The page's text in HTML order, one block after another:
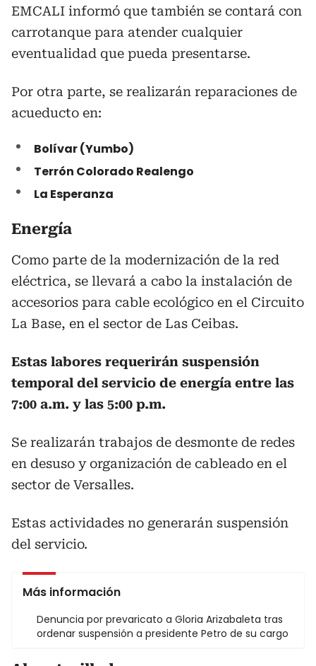
EMCALI informó que también se contará con
carrotanque para atender cualquier
eventualidad que pueda presentarse.
Por otra parte, se realizarán reparaciones de
acueducto en:
Bolívar (Yumbo)
Terrón Colorado Realengo
La Esperanza
Energía
Como parte de la modernización de la red
eléctrica, se llevará a cabo la instalación de
accesorios para cable ecológico en el Circuito
La Base, en el sector de Las Ceibas.
Estas labores requerirán suspensión
temporal del servicio de energía entre las
7:00 a.m. y las 5:00 p.m.
Se realizarán trabajos de desmonte de redes
en desuso y organización de cableado en el
sector de Versalles.
Estas actividades no generarán suspensión
del servicio.
Más información
Denuncia por prevaricato a Gloria Arizabaleta tras
ordenar suspensión a presidente Petro de su cargo